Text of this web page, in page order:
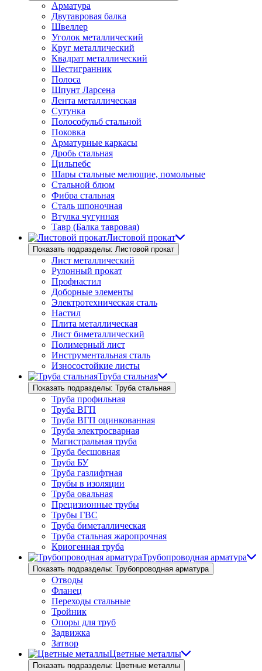
Арматура
Двутавровая балка
Швеллер
Уголок металлический
Круг металлический
Квадрат металлический
Шестигранник
Полоса
Шпунт Ларсена
Лента металлическая
Сутунка
Полособульб стальной
Поковка
Арматурные каркасы
Дробь стальная
Цильпебс
Шары стальные мелющие, помольные
Стальной блюм
Фибра стальная
Сталь шпоночная
Втулка чугунная
Тавр (Балка тавровая)
Листовой прокат
Показать подразделы: Листовой прокат
Лист металлический
Рулонный прокат
Профнастил
Доборные элементы
Электротехническая сталь
Настил
Плита металлическая
Лист биметаллический
Полимерный лист
Инструментальная сталь
Износостойкие листы
Труба стальная
Показать подразделы: Труба стальная
Труба профильная
Труба ВГП
Труба ВГП оцинкованная
Труба электросварная
Магистральная труба
Труба бесшовная
Труба БУ
Труба газлифтная
Трубы в изоляции
Труба овальная
Прецизионные трубы
Трубы ГВС
Труба биметаллическая
Труба стальная жаропрочная
Криогенная труба
Трубопроводная арматура
Показать подразделы: Трубопроводная арматура
Отводы
Фланец
Переходы стальные
Тройник
Опоры для труб
Задвижка
Затвор
Цветные металлы
Показать подразделы: Цветные металлы